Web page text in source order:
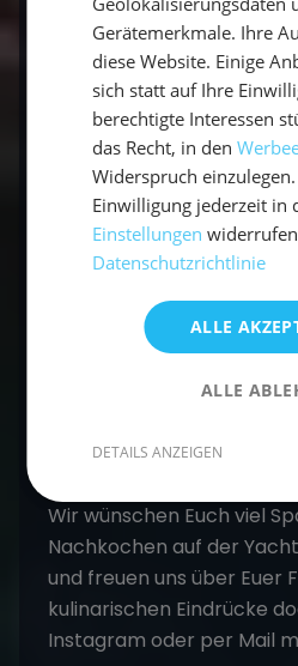
Wir wünschen Euch viel
Nachkochen auf der Yacht
kulinarischen Eindrücke
Instagram oder per Mail
jetzt aber Lust auf
Kontakt
Buchen
Gerätemerkmale. Ihre
diese Website. Einige
sich statt auf Ihre
berechtigte Interessen
das Recht, in den
Widerspruch
Einwilligung jederzeit in
Einstellungen
Datenschutzrichtlinie
ALLE
ALLE
DETAILS ANZEIGEN